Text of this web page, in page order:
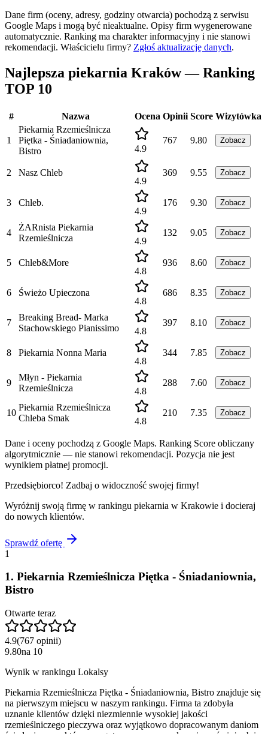
Dane firm (oceny, adresy, godziny otwarcia) pochodzą z serwisu
Google Maps i mogą być nieaktualne. Opisy firm wygenerowane
automatycznie. Ranking ma charakter informacyjny i nie stanowi
rekomendacji. Właścicielu firmy? Zgłoś aktualizację danych.
Najlepsza piekarnia Kraków — Ranking
TOP 10
# Nazwa Ocena Opinii Score Wizytówka
1
Piekarnia Rzemieślnicza
Piętka - Śniadaniownia,
Bistro
4.9
767 9.80 Zobacz
2
Nasz Chleb
4.9
369 9.55 Zobacz
3
Chleb.
4.9
176 9.30 Zobacz
4
ŻARnista Piekarnia
Rzemieślnicza
4.9
132 9.05 Zobacz
5
Chleb&More
4.8
936 8.60 Zobacz
6
Świeżo Upieczona
4.8
686 8.35 Zobacz
7
Breaking Bread- Marka
Stachowskiego Pianissimo
4.8
397 8.10 Zobacz
8
Piekarnia Nonna Maria
4.8
344 7.85 Zobacz
9
Młyn - Piekarnia
Rzemieślnicza
4.8
288 7.60 Zobacz
10
Piekarnia Rzemieślnicza
Chleba Smak
4.8
210 7.35 Zobacz
Dane i oceny pochodzą z Google Maps. Ranking Score obliczany
algorytmicznie — nie stanowi rekomendacji. Pozycja nie jest
wynikiem płatnej promocji.
Przedsiębiorco! Zadbaj o widoczność swojej firmy!
Wyróżnij swoją firmę w rankingu piekarnia w Krakowie i docieraj
do nowych klientów.
Sprawdź ofertę
1
1. Piekarnia Rzemieślnicza Piętka - Śniadaniownia,
Bistro
Otwarte teraz
4.9(767 opinii)
9.80na 10
Wynik w rankingu Lokalsy
Piekarnia Rzemieślnicza Piętka - Śniadaniownia, Bistro znajduje się
na pierwszym miejscu w naszym rankingu. Firma ta zdobyła
uznanie klientów dzięki niezmiennie wysokiej jakości
rzemieślniczego pieczywa oraz wyjątkowo dopracowanym daniom